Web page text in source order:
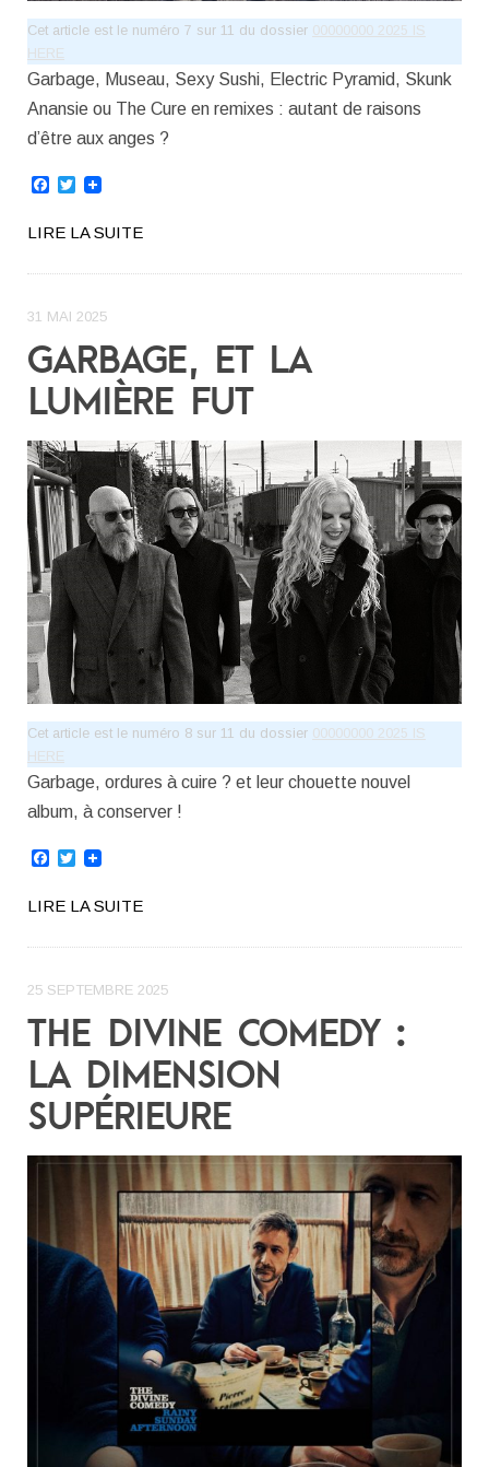
Cet article est le numéro 7 sur 11 du dossier 00000000 2025 IS
HERE
Garbage, Museau, Sexy Sushi, Electric Pyramid, Skunk
Anansie ou The Cure en remixes : autant de raisons
d’être aux anges ?
Facebook
Twitter
LIRE LA SUITE
31 MAI 2025
GARBAGE, ET LA
LUMIÈRE FUT
Cet article est le numéro 8 sur 11 du dossier 00000000 2025 IS
HERE
Garbage, ordures à cuire ? et leur chouette nouvel
album, à conserver !
Facebook
Twitter
LIRE LA SUITE
25 SEPTEMBRE 2025
THE DIVINE COMEDY :
LA DIMENSION
SUPÉRIEURE